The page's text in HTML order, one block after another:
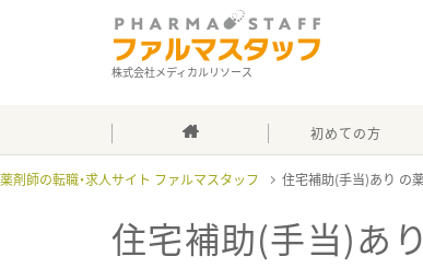
株式会社メディカルリソース
初めての方
薬剤師の転職・求人サイト ファルマスタッフ 住宅補助(手当)あり
住宅補助(手当)あり